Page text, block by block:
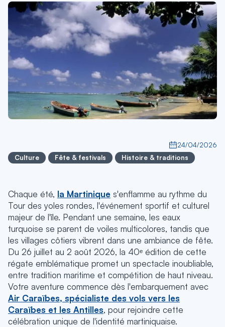
24/04/2026
Culture
Fête & festivals Histoire & traditions
Chaque été, la Martinique s'enflamme au rythme du
Tour des yoles rondes, l'événement sportif et culturel
majeur de l'île. Pendant une semaine, les eaux
turquoise se parent de voiles multicolores, tandis que
les villages côtiers vibrent dans une ambiance de fête.
Du 26 juillet au 2 août 2026, la 40ᵉ édition de cette
régate emblématique promet un spectacle inoubliable,
entre tradition maritime et compétition de haut niveau.
Votre aventure commence dès l'embarquement avec
Air Caraïbes, spécialiste des vols vers les
Caraïbes et les Antilles, pour rejoindre cette
célébration unique de l'identité martiniquaise.